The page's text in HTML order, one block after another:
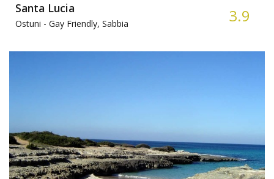
Santa Lucia
Ostuni - Gay Friendly, Sabbia 3.9